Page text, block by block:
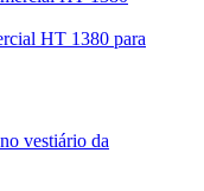
HT 1380 para